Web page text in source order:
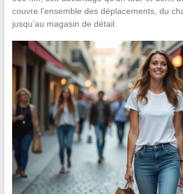
couvre l’ensemble des déplacements, du
jusqu’au magasin de détail.